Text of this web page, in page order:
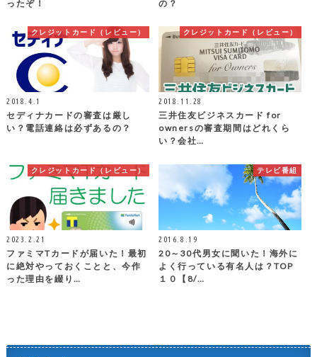
ったぞ！
の？
クレジットカード（レビュー）
2018.4.1
セディナカードの審査は厳し
い？電話連絡は必ずあるの？
クレジットカード（レビュー）
2018.11.28
三井住友ビジネスカード for
ownersの審査期間はどれくら
い？会社…
クレジットカード（レビュー）
2023.2.21
ファミマTカードが届いた！最初
に絶対やっておくことと、今作
った理由を綴り…
テレビ番組
2016.8.19
20～30代男女に聞いた！海外に
よく行っている有名人は？TOP
１０【8/…